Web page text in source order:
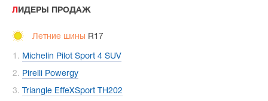
ЛИДЕРЫ ПРОДАЖ
Летние шины R17
Michelin Pilot Sport 4 SUV
Pirelli Powergy
Triangle EffeXSport TH202